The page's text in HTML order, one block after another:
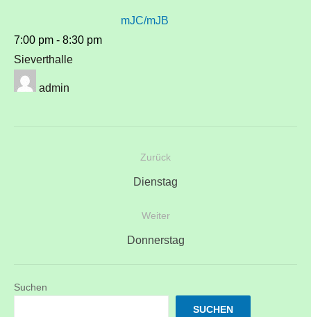
mJC/mJB
7:00 pm - 8:30 pm
Sieverthalle
admin
BeitragsnavigationZurück
Vorheriger
Dienstag
Weiter
Nächster
Donnerstag
Suchen
SUCHEN